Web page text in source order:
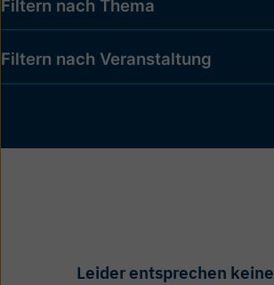
Option auswählen
Leider entsprechen keine